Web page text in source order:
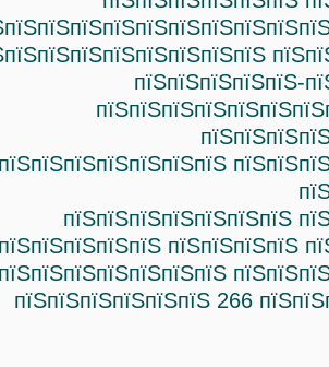
пїЅпїЅпїЅпїЅпїЅ-
пїЅпїЅпїЅпїЅпїЅпїЅпїЅ
пїЅпїЅпїЅпїЅ
пїЅпїЅпїЅпїЅпїЅпїЅпїЅ
пїЅпїЅпїЅпїЅпїЅпїЅ 266